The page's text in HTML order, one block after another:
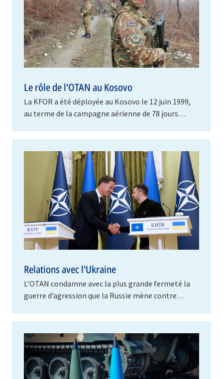
Le rôle de l'OTAN au Kosovo
La KFOR a été déployée au Kosovo le 12 juin 1999,
au terme de la campagne aérienne de 78 jours
à…
Relations avec l'Ukraine
L’OTAN condamne avec la plus grande fermeté la
guerre d’agression que la Russie mène contre
l’absence…